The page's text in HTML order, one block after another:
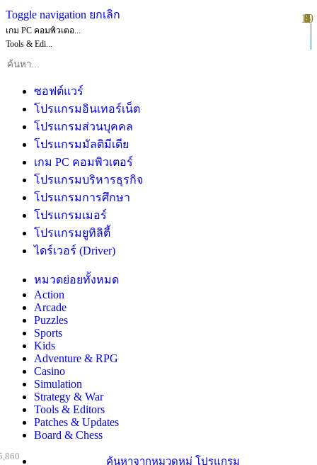
Toggle navigation ยกเลิก
เกม PC คอมพิวเตอ...
Tools & Edi...
ซอฟต์แวร์
โปรแกรมอินเทอร์เน็ต
โปรแกรมส่วนบุคคล
โปรแกรมมัลติมีเดีย
เกม PC คอมพิวเตอร์
โปรแกรมบริหารธุรกิจ
โปรแกรมการศึกษา
โปรแกรมเมอร์
โปรแกรมยูทิลิตี้
ไดร์เวอร์ (Driver)
หมวดย่อยทั้งหมด
Action
Arcade
Puzzles
Sports
Kids
Adventure & RPG
Casino
Simulation
Strategy & War
Tools & Editors
Patches & Updates
Board & Chess
ค้นหาจากหมวดหมู่ โปรแกรม
1
2
3
4
5
6
7
8
9
10